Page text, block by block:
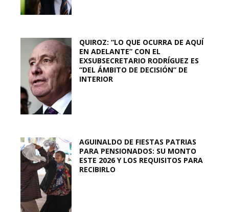
QUIROZ: “LO QUE OCURRA DE AQUÍ
EN ADELANTE” CON EL
EXSUBSECRETARIO RODRÍGUEZ ES
“DEL ÁMBITO DE DECISIÓN” DE
INTERIOR
AGUINALDO DE FIESTAS PATRIAS
PARA PENSIONADOS: SU MONTO
ESTE 2026 Y LOS REQUISITOS PARA
RECIBIRLO